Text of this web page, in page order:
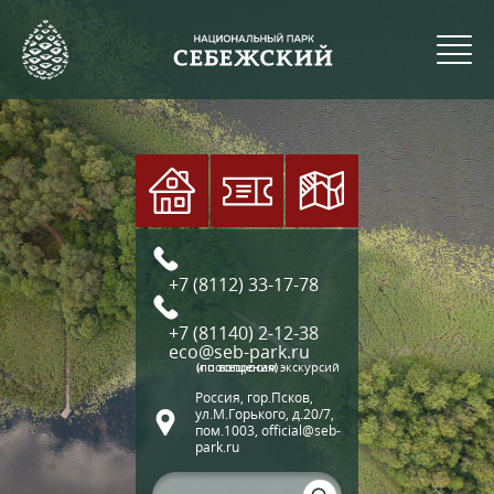
+7 (8112) 33-17-78
+7 (81140) 2-12-38
eco@seb-park.ru
(по вопросам экскурсий и посещения)
Россия, гор.Псков,
ул.М.Горького, д.20/7,
пом.1003, official@seb-
park.ru